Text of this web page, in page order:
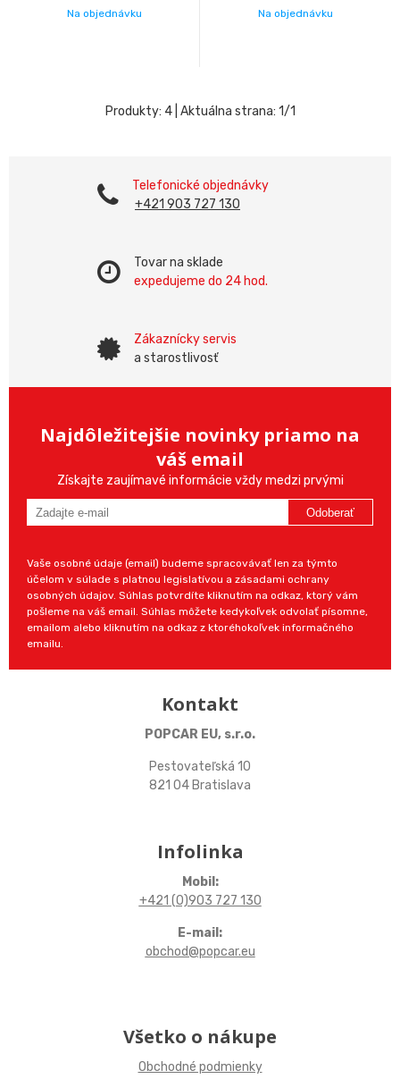
Na objednávku Na objednávku
Produkty: 4| Aktuálna strana: 1/1
Telefonické objednávky
+421 903 727 130
Tovar na sklade
expedujeme do 24 hod.
Zákaznícky servis
a starostlivosť
Najdôležitejšie novinky priamo na
váš email
Získajte zaujímavé informácie vždy medzi prvými
Odoberať
Vaše osobné údaje (email) budeme spracovávať len za týmto
účelom v súlade s platnou legislatívou a zásadami ochrany
osobných údajov. Súhlas potvrdíte kliknutím na odkaz, ktorý vám
pošleme na váš email. Súhlas môžete kedykoľvek odvolať písomne,
emailom alebo kliknutím na odkaz z ktoréhokoľvek informačného
emailu.
Kontakt
POPCAR EU, s.r.o.
Pestovateľská 10
821 04 Bratislava
Infolinka
Mobil:
+421 (0)903 727 130
E-mail:
obchod@popcar.eu
Všetko o nákupe
Obchodné podmienky